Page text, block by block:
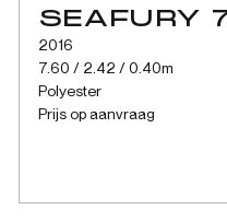
SEAFURY
2016
7.60 / 2.42 / 0.40m
Polyester
Prijs op aanvraag